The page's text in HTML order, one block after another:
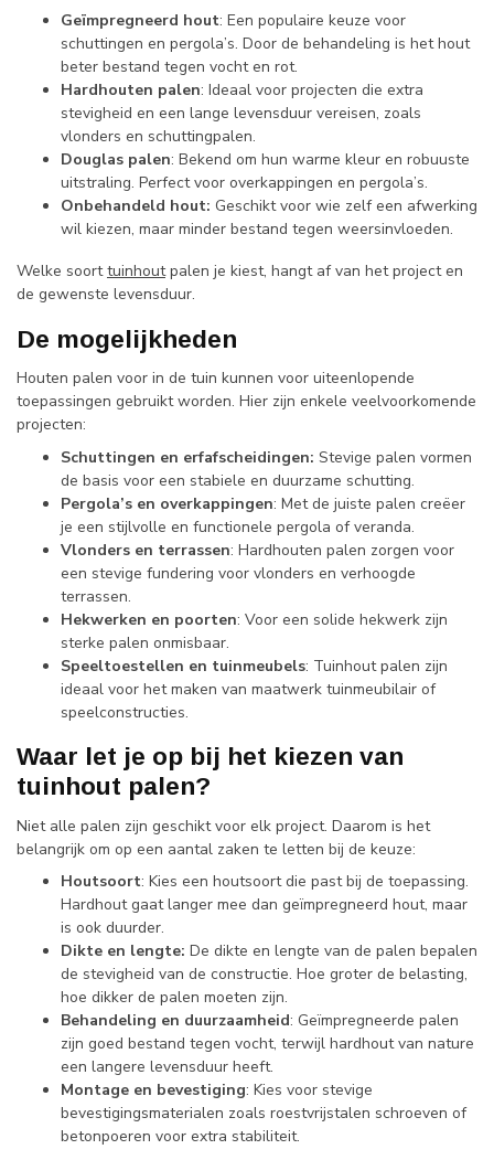
Geïmpregneerd hout: Een populaire keuze voor
schuttingen en pergola’s. Door de behandeling is het hout
beter bestand tegen vocht en rot.
Hardhouten palen: Ideaal voor projecten die extra
stevigheid en een lange levensduur vereisen, zoals
vlonders en schuttingpalen.
Douglas palen: Bekend om hun warme kleur en robuuste
uitstraling. Perfect voor overkappingen en pergola’s.
Onbehandeld hout: Geschikt voor wie zelf een afwerking
wil kiezen, maar minder bestand tegen weersinvloeden.
Welke soorttuinhoutpalen je kiest, hangt af van het project en
de gewenste levensduur.
De mogelijkheden
Houten palen voor in de tuin kunnen voor uiteenlopende
toepassingen gebruikt worden. Hier zijn enkele veelvoorkomende
projecten:
Schuttingen en erfafscheidingen: Stevige palen vormen
de basis voor een stabiele en duurzame schutting.
Pergola’s en overkappingen: Met de juiste palen creëer
je een stijlvolle en functionele pergola of veranda.
Vlonders en terrassen: Hardhouten palen zorgen voor
een stevige fundering voor vlonders en verhoogde
terrassen.
Hekwerken en poorten: Voor een solide hekwerk zijn
sterke palen onmisbaar.
Speeltoestellen en tuinmeubels: Tuinhout palen zijn
ideaal voor het maken van maatwerk tuinmeubilair of
speelconstructies.
Waar let je op bij het kiezen van
tuinhout palen?
Niet alle palen zijn geschikt voor elk project. Daarom is het
belangrijk om op een aantal zaken te letten bij de keuze:
Houtsoort: Kies een houtsoort die past bij de toepassing.
Hardhout gaat langer mee dan geïmpregneerd hout, maar
is ook duurder.
Dikte en lengte: De dikte en lengte van de palen bepalen
de stevigheid van de constructie. Hoe groter de belasting,
hoe dikker de palen moeten zijn.
Behandeling en duurzaamheid: Geïmpregneerde palen
zijn goed bestand tegen vocht, terwijl hardhout van nature
een langere levensduur heeft.
Montage en bevestiging: Kies voor stevige
bevestigingsmaterialen zoals roestvrijstalen schroeven of
betonpoeren voor extra stabiliteit.